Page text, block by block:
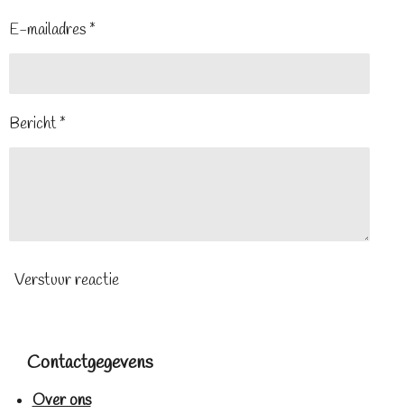
E-mailadres *
Bericht *
Verstuur reactie
Contactgegevens
Over ons